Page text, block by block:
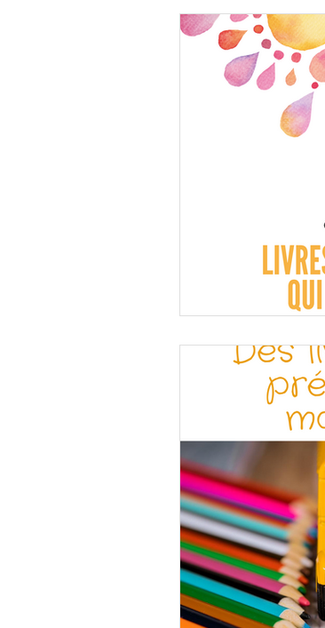
Arts et créativité